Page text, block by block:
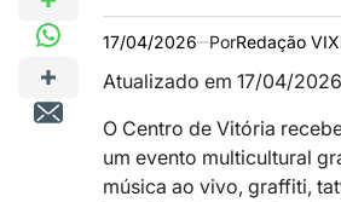
17/04/2026 PorRedação
Atualizado em 17/04/2026
O Centro de Vitória
um evento multicultural
música ao vivo, graffiti,